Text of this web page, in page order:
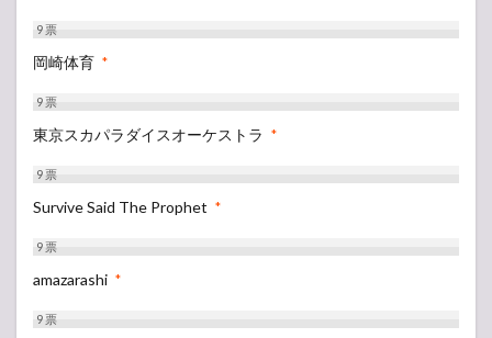
9票
岡崎体育 *
9票
東京スカパラダイスオーケストラ *
9票
Survive Said The Prophet *
9票
amazarashi *
9票